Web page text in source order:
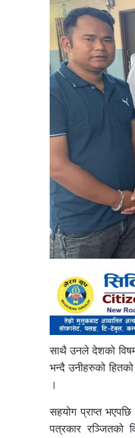
साथै उनले देशको विषम
भन्दै उनीहरुको
।
सहयोग प्राप्त
पत्रकार रञ्जितको